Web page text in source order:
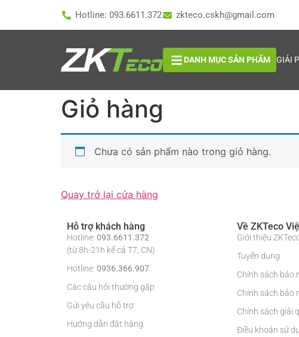
Hotline: 093.6611.372 zkteco.cskh@gmail.com
DANH MỤC SẢN PHẨM GIẢI
Giỏ hàng
Chưa có sản phẩm nào trong giỏ hàng.
Quay trở lại cửa hàng
Hỗ trợ khách hàng
Hotline: 093.6611.372
(từ 8h-21h kể cả T7, CN)
Hotline: 0936.366.907
Các câu hỏi thường gặp
Gửi yêu cầu hỗ trợ
Hướng dẫn đặt hàng
Về ZKTeco
Giới thiệu
Tuyển dụng
Chính sách bảo
Chính sách bảo
Chính sách giải
Điều khoản sử